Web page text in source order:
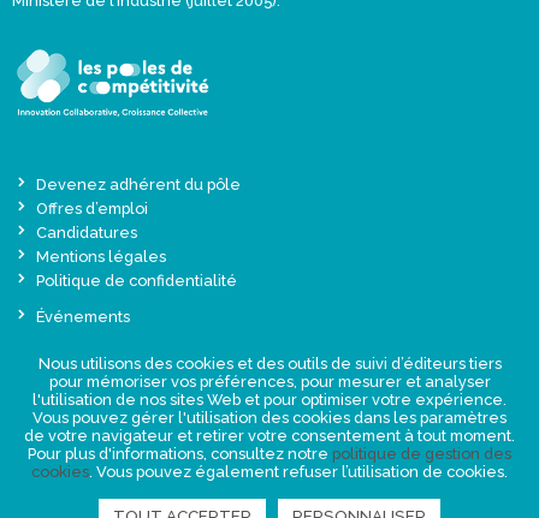
Devenez adhérent du pôle
Offres d’emploi
Candidatures
Mentions légales
Politique de confidentialité
Événements
Une offre globale sur-mesure
Presse
NEWSLETTER
Nous utilisons des cookies et des outils de suivi d’éditeurs tiers
pour mémoriser vos préférences, pour mesurer et analyser
l'utilisation de nos sites Web et pour optimiser votre expérience.
Vous pouvez gérer l'utilisation des cookies dans les paramètres
de votre navigateur et retirer votre consentement à tout moment.
Pour plus d'informations, consultez notre politique de gestion des
cookies. Vous pouvez également refuser l’utilisation de cookies.